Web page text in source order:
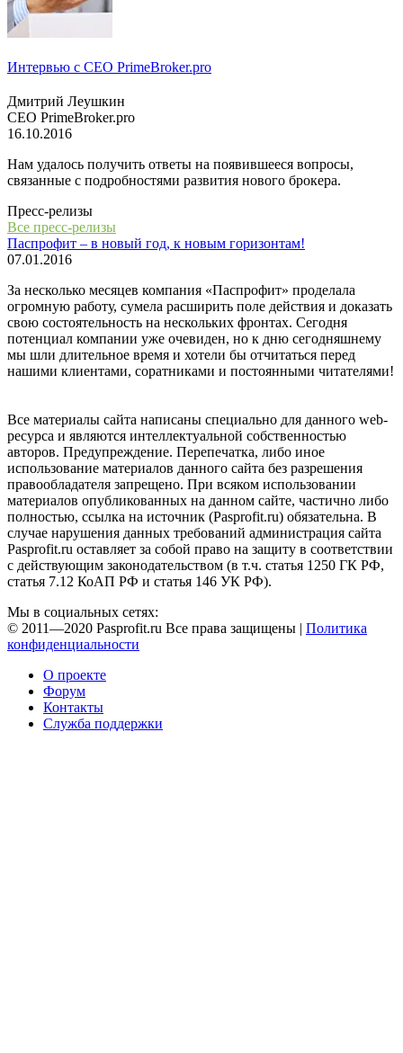
Интервью с СЕО PrimeBroker.pro
Дмитрий Леушкин
СЕО PrimeBroker.pro
16.10.2016
Нам удалось получить ответы на появившееся вопросы,
связанные с подробностями развития нового брокера.
Пресс-релизы
Все пресс-релизы
Паспрофит – в новый год, к новым горизонтам!
07.01.2016
За несколько месяцев компания «Паспрофит» проделала
огромную работу, сумела расширить поле действия и доказать
свою состоятельность на нескольких фронтах. Сегодня
потенциал компании уже очевиден, но к дню сегодняшнему
мы шли длительное время и хотели бы отчитаться перед
нашими клиентами, соратниками и постоянными читателями!
Все материалы сайта написаны специально для данного web-
ресурса и являются интеллектуальной собственностью
авторов. Предупреждение. Перепечатка, либо иное
использование материалов данного сайта без разрешения
правообладателя запрещено. При всяком использовании
материалов опубликованных на данном сайте, частично либо
полностью, ссылка на источник (Pasprofit.ru) обязательна. В
случае нарушения данных требований администрация сайта
Pasprofit.ru оставляет за собой право на защиту в соответствии
с действующим законодательством (в т.ч. статья 1250 ГК РФ,
статья 7.12 КоАП РФ и статья 146 УК РФ).
Мы в социальных сетях:
© 2011—2020 Pasprofit.ru Все права защищены | Политика
конфиденциальности
О проекте
Форум
Контакты
Служба поддержки